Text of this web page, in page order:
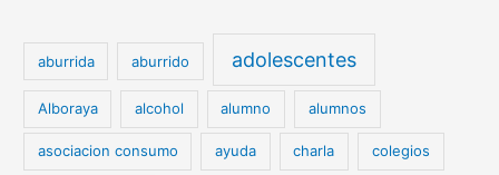
aburrida aburrido adolescentes
Alboraya alcohol alumno alumnos
asociacion consumo ayuda charla colegios